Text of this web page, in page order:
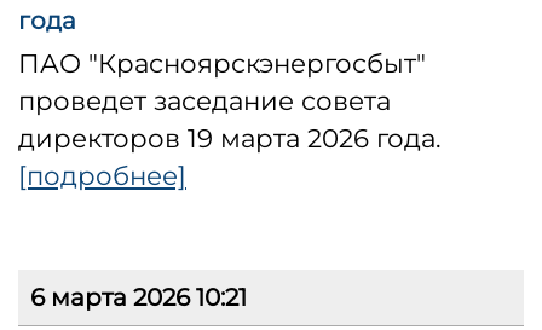
года
ПАО "Красноярскэнергосбыт"
проведет заседание совета
директоров 19 марта 2026 года.
[подробнее]
6 марта 2026 10:21